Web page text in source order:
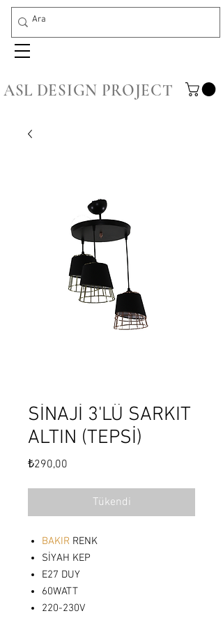
ASL DESIGN PROJECT
SİNAJİ 3'LÜ SARKIT
ALTIN (TEPSİ)
₺290,00
Tükendi
BAKIR RENK
SİYAH KEP
E27 DUY
60WATT
220-230V